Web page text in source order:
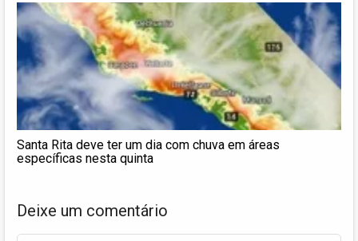
Santa Rita deve ter um dia com chuva em áreas
específicas nesta quinta
Deixe um comentário